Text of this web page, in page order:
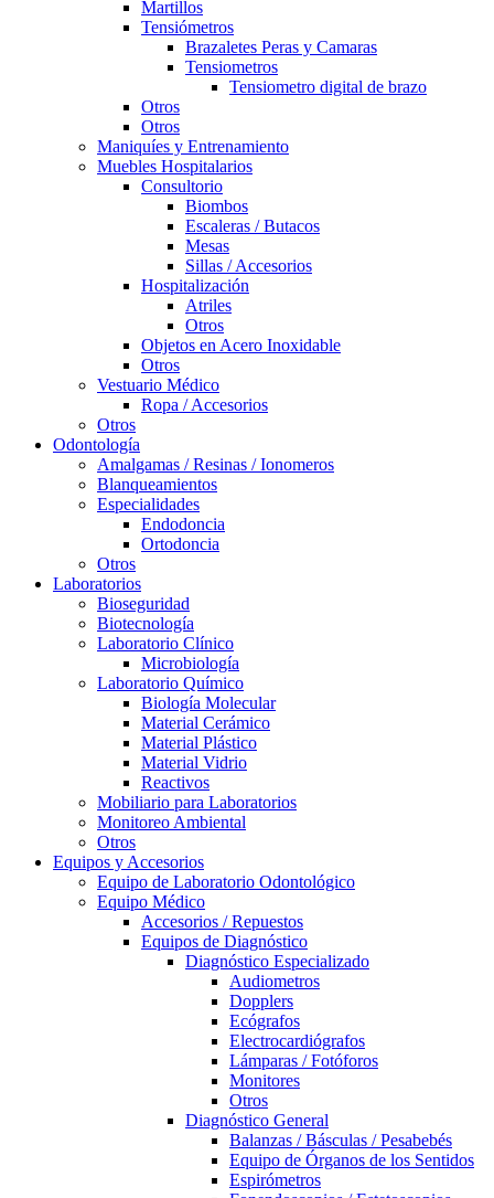
Martillos
Tensiómetros
Brazaletes Peras y Camaras
Tensiometros
Tensiometro digital de brazo
Otros
Otros
Maniquíes y Entrenamiento
Muebles Hospitalarios
Consultorio
Biombos
Escaleras / Butacos
Mesas
Sillas / Accesorios
Hospitalización
Atriles
Otros
Objetos en Acero Inoxidable
Otros
Vestuario Médico
Ropa / Accesorios
Otros
Odontología
Amalgamas / Resinas / Ionomeros
Blanqueamientos
Especialidades
Endodoncia
Ortodoncia
Otros
Laboratorios
Bioseguridad
Biotecnología
Laboratorio Clínico
Microbiología
Laboratorio Químico
Biología Molecular
Material Cerámico
Material Plástico
Material Vidrio
Reactivos
Mobiliario para Laboratorios
Monitoreo Ambiental
Otros
Equipos y Accesorios
Equipo de Laboratorio Odontológico
Equipo Médico
Accesorios / Repuestos
Equipos de Diagnóstico
Diagnóstico Especializado
Audiometros
Dopplers
Ecógrafos
Electrocardiógrafos
Lámparas / Fotóforos
Monitores
Otros
Diagnóstico General
Balanzas / Básculas / Pesabebés
Equipo de Órganos de los Sentidos
Espirómetros